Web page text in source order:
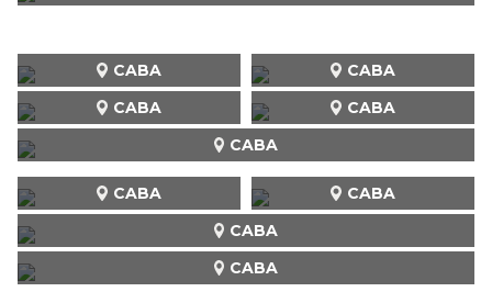
CABA CABA
CABA
CABA CABA
CABA
CABA CABA
CABA